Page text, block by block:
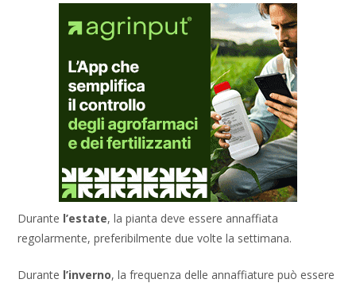
Durante l’estate, la pianta deve essere annaffiata
regolarmente, preferibilmente due volte la settimana.
Durante l’inverno, la frequenza delle annaffiature può essere